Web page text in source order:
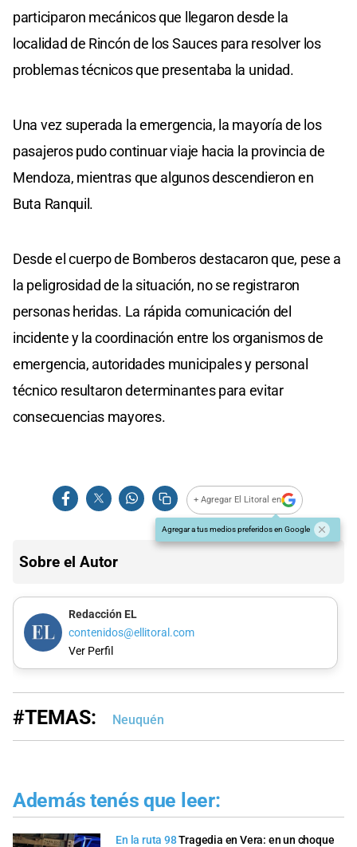
participaron mecánicos que llegaron desde la
localidad de Rincón de los Sauces para resolver los
problemas técnicos que presentaba la unidad.
Una vez superada la emergencia, la mayoría de los
pasajeros pudo continuar viaje hacia la provincia de
Mendoza, mientras que algunos descendieron en
Buta Ranquil.
Desde el cuerpo de Bomberos destacaron que, pese a
la peligrosidad de la situación, no se registraron
personas heridas. La rápida comunicación del
incidente y la coordinación entre los organismos de
emergencia, autoridades municipales y personal
técnico resultaron determinantes para evitar
consecuencias mayores.
+ Agregar El Litoral en
Agregar a tus medios preferidos en Google
Sobre el Autor
Redacción EL
contenidos@ellitoral.com
Ver Perfil
#TEMAS: Neuquén
Además tenés que leer:
En la ruta 98Tragedia en Vera: en un choque